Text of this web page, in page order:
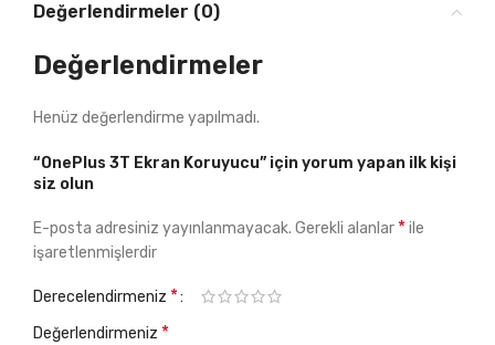
Değerlendirmeler (0)
Değerlendirmeler
Henüz değerlendirme yapılmadı.
“OnePlus 3T Ekran Koruyucu” için yorum yapan ilk kişi
siz olun
E-posta adresiniz yayınlanmayacak. Gerekli alanlar *ile
işaretlenmişlerdir
Derecelendirmeniz *
Değerlendirmeniz *